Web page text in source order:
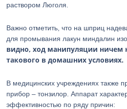
раствором Люголя.
Важно отметить, что на шприц
для промывания лакун миндалин
видно, ход манипуляции ничем
такового в домашних условиях.
В медицинских учреждениях также
прибор – тонзилор. Аппарат
эффективностью по ряду причин: